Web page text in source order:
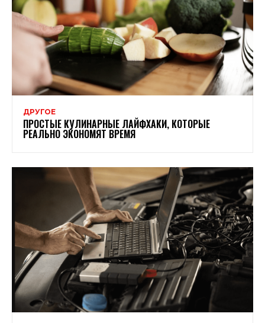
ДРУГОЕ
ПРОСТЫЕ КУЛИНАРНЫЕ ЛАЙФХАКИ, КОТОРЫЕ
РЕАЛЬНО ЭКОНОМЯТ ВРЕМЯ